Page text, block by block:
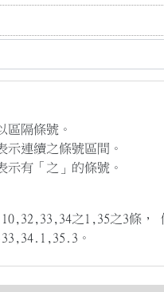
隔條號。
連續之條號區間。
有「之」的條號。
之1,35之3條，
。